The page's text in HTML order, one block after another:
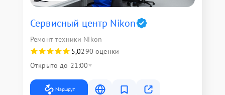
Сервисный центр Nikon
Ремонт техники Nikon
5,0290 оценки
Открыто до 21:00
Маршрут